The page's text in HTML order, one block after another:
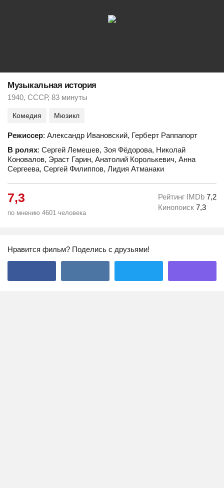
Музыкальная история
1940, СССР, 83 минуты
Комедия Мюзикл
Режиссер: Александр Ивановский, Герберт Раппапорт
В ролях: Сергей Лемешев, Зоя Фёдорова, Николай
Коновалов, Эраст Гарин, Анатолий Королькевич, Анна
Сергеева, Сергей Филиппов, Лидия Атманаки
7,3
по мнению 4601 человека
Рейтинг IMDb 7,2
Кинопоиск 7,3
Нравится фильм? Поделись с друзьями!